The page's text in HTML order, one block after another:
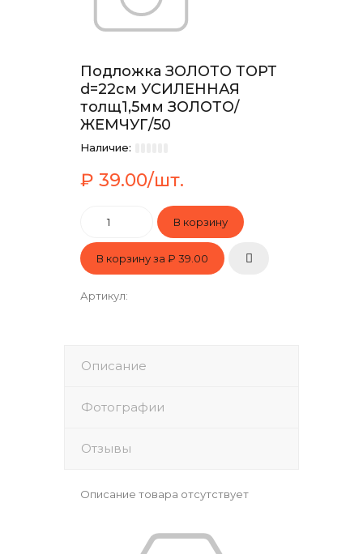
Подложка ЗОЛОТО ТОРТ
d=22см УСИЛЕННАЯ
толщ1,5мм ЗОЛОТО/
ЖЕМЧУГ/50
Наличие:
₽ 39.00/шт.
В корзину за ₽ 39.00
Артикул:
Описание
Фотографии
Отзывы
Описание товара отсутствует